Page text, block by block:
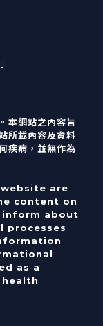
本網站之內容旨
所載內容及資料
疾病，並無作為
are
content on
about
processes
as a